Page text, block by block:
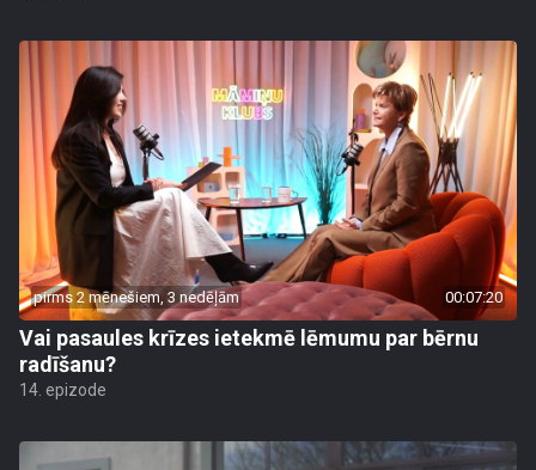
pirms 2 mēnešiem, 3 nedēļām 00:07:20
Vai pasaules krīzes ietekmē lēmumu par bērnu
radīšanu?
14. epizode